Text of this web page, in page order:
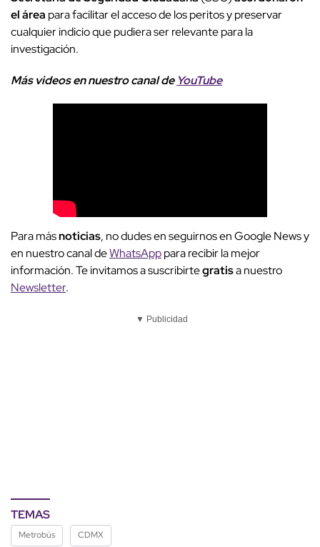
el área para facilitar el acceso de los peritos y preservar
cualquier indicio que pudiera ser relevante para la
investigación.
Más videosen nuestro canal de YouTube
Para másnoticias, no dudes en seguirnos en Google News y
en nuestro canal deWhatsApppara recibir la mejor
información. Te invitamos a suscribirtegratisa nuestro
Newsletter.
▼ Publicidad
TEMAS
Metrobús CDMX